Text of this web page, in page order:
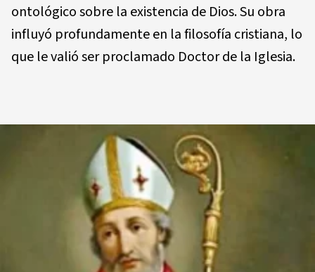
ontológico sobre la existencia de Dios. Su obra
influyó profundamente en la filosofía cristiana, lo
que le valió ser proclamado Doctor de la Iglesia.